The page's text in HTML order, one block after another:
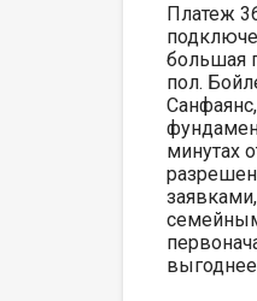
Платеж
большая
пол.
минутах